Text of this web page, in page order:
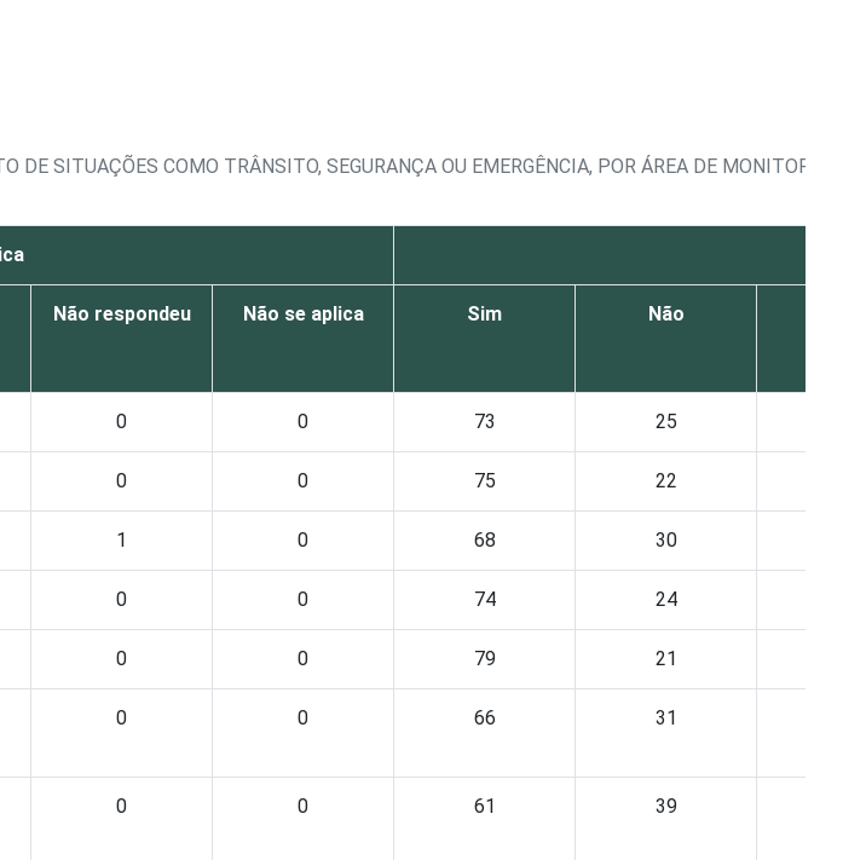
SITUAÇÕES COMO TRÂNSITO, SEGURANÇA OU EMERGÊNCIA, POR ÁREA DE
Não respondeu Não se aplica Sim Não
0 0 73 25
0 0 75 22
1 0 68 30
0 0 74 24
0 0 79 21
0 0 66 31
0 0 61 39